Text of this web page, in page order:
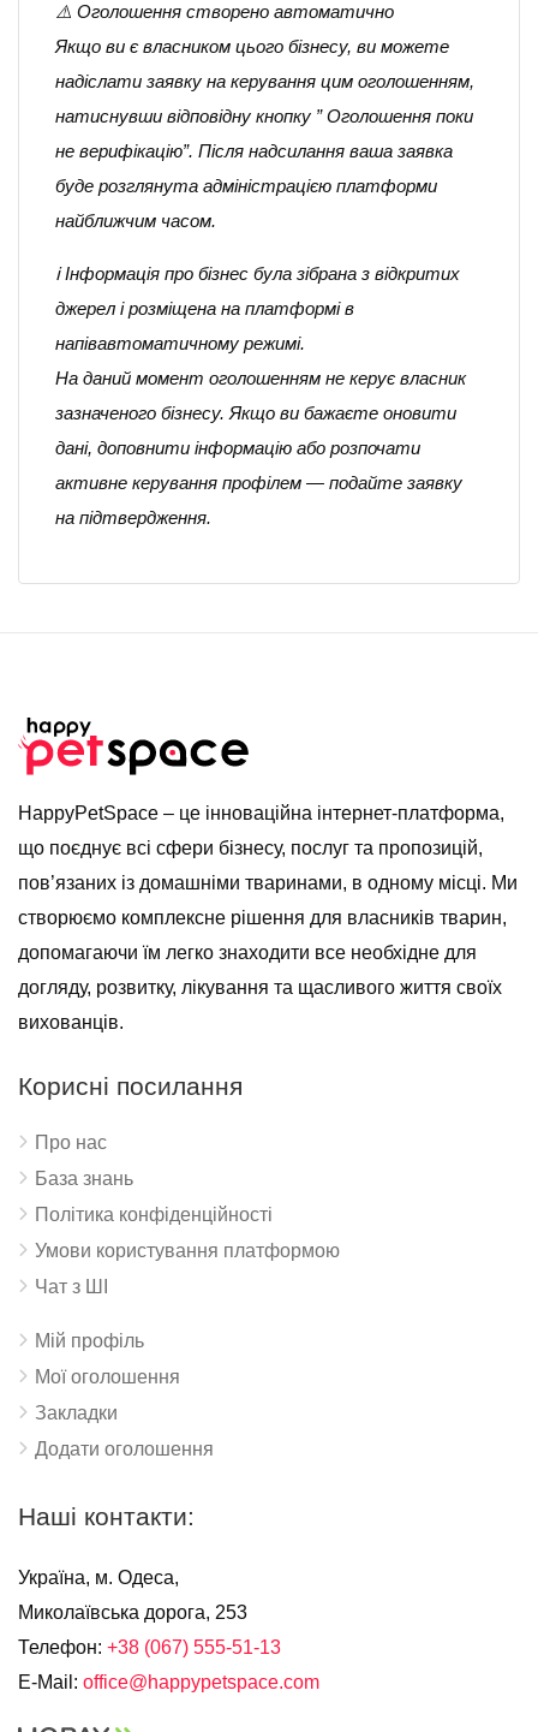
⚠️ Оголошення створено автоматично
Якщо ви є власником цього бізнесу, ви можете
надіслати заявку на керування цим оголошенням,
натиснувши відповідну кнопку ” Оголошення поки
не верифікацію”. Після надсилання ваша заявка
буде розглянута адміністрацією платформи
найближчим часом.
ℹ️ Інформація про бізнес була зібрана з відкритих
джерел і розміщена на платформі в
напівавтоматичному режимі.
На даний момент оголошенням не керує власник
зазначеного бізнесу. Якщо ви бажаєте оновити
дані, доповнити інформацію або розпочати
активне керування профілем — подайте заявку
на підтвердження.
HappyPetSpace – це інноваційна інтернет-платформа,
що поєднує всі сфери бізнесу, послуг та пропозицій,
пов’язаних із домашніми тваринами, в одному місці. Ми
створюємо комплексне рішення для власників тварин,
допомагаючи їм легко знаходити все необхідне для
догляду, розвитку, лікування та щасливого життя своїх
вихованців.
Корисні посилання
Про нас
База знань
Політика конфіденційності
Умови користування платформою
Чат з ШІ
Мій профіль
Мої оголошення
Закладки
Додати оголошення
Наші контакти:
Україна, м. Одеса,
Миколаївська дорога, 253
Телефон: +38 (067) 555-51-13
E-Mail: office@happypetspace.com